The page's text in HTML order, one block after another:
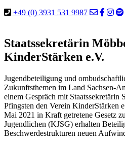
+49 (0) 3931 531 9987
Staatssekretärin
KinderStärken e.V.
Jugendbeteiligung und
Zukunftsthemen im Land Sachsen-
einem Gespräch mit
Pfingsten den Verein KinderStärken
Mai 2021 in Kraft getretene Gesetz
Jugendlichen (KJSG) erhalten
Beschwerdestrukturen neuen